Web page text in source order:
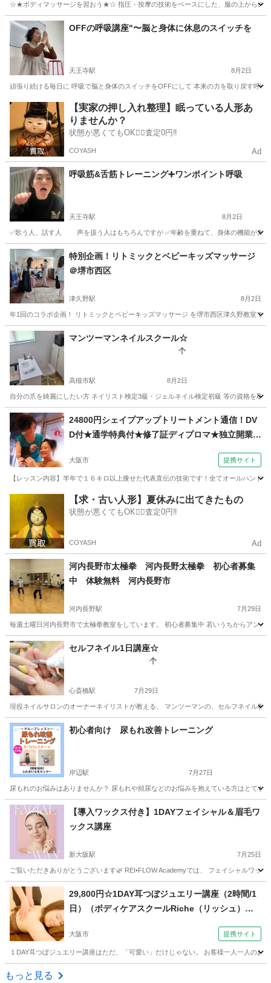
☆★ボディマッサージを習おう★☆ 指圧・按摩の技術をベースにした、服の上からの
大阪 大阪市 OFFの呼吸講座"〜脳と身体に休息のスイッチを
天王寺駅 8月2日
頑張り続ける毎日に 呼吸で脳と身体のスイッチをOFFにして 本来の力を取り戻す呼
大阪 大阪市 天王寺駅 快眠 状態
【実家の押し入れ整理】眠っている人形あ
りませんか？
状態が悪くてもOK🙆‍♀️査定0円‼️
COYASH Ad
呼吸筋&舌筋トレーニング➕ワンポイント呼吸
天王寺駅 8月2日
✅歌う人、話す人 声を扱う人はもちろんですが ✅年齢を重ねて、身体の機能が気に
大阪 大阪市 天王寺駅 快眠 キー
特別企画！リトミックとベビーキッズマッサージ
＠堺市西区
津久野駅 8月2日
年1回のコラボ企画！ リトミックとベビーキッズマッサージ を堺市西区津久野教室で
大阪 堺市 ベビーマッサージ 先生
マンツーマンネイルスクール☆
高槻市駅 8月2日
自分の爪を綺麗にしたい方 ネイリスト検定3級・ジェルネイル検定初級 等の資格を取
大阪 高槻市 高槻市駅 ネイル マンツーマン
24800円シェイプアップトリートメント通信！DV
D付★通学特典付★修了証ディプロマ★独立開業、
校）
大阪市 提携サイト
【レッスン内容】半年で１６キロ以上痩せた代表直伝の技術です！全てオールハン
エステ
【求・古い人形】夏休みに出てきたもの
状態が悪くてもOK🙆‍♀️査定0円‼️
COYASH Ad
河内長野市太極拳 河内長野太極拳 初心者募集
中 体験無料 河内長野市
河内長野駅 7月29日
毎週土曜日河内長野市で太極拳教室をしています。 初心者募集中 若いうちからアン
大阪 河内長野市 河内長野駅 その他
セルフネイル1日講座☆
心斎橋駅 7月29日
現役ネイルサロンのオーナーネイリストが教える、 マンツーマンの、セルフネイル
大阪 大阪市 心斎橋駅 ネイル
初心者向け 尿もれ改善トレーニング
岸辺駅 7月27日
尿もれのお悩みはありませんか？ 尿もれや頻尿などのお悩みを抱えている方はとて
大阪 吹田市 岸辺駅 その他 骨盤底筋
【導入ワックス付き】1DAYフェイシャル＆眉毛ワ
ックス講座
新大阪駅 7月25日
ご覧いただきありがとうございます🌿 REI•FLOW Academyでは、 フェイシャルワッ
大阪 大阪市 新大阪駅 その他 眉毛
29,800円☆1DAY耳つぼジュエリー講座（2時間/1
日）（ボディケアスクールRiche（リッシュ）日
ジュエリー/マッサージ/ドライヘッドスパ】 大阪
校）
大阪市 提携サイト
１DAY耳つぼジュエリー講座はただ、「可愛い」だけじゃない。 お客様一人一人の
大阪 大阪市
もっと見る